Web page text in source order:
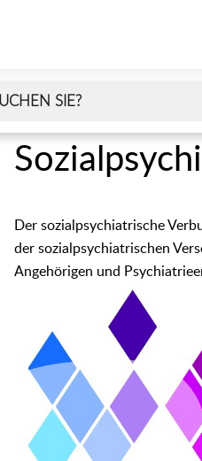
Der sozialpsychiatrische
der sozialpsychiatrischen
Angehörigen und